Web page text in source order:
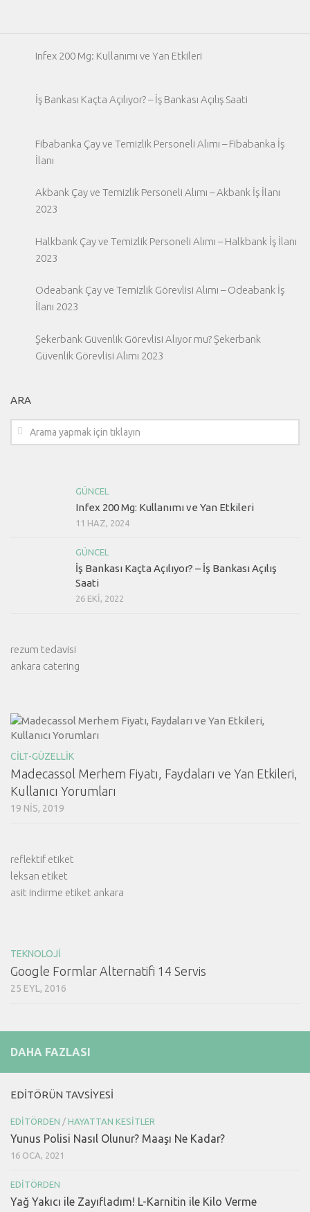
Infex 200 Mg: Kullanımı ve Yan Etkileri
İş Bankası Kaçta Açılıyor? – İş Bankası Açılış Saati
Fibabanka Çay ve Temizlik Personeli Alımı – Fibabanka İş
İlanı
Akbank Çay ve Temizlik Personeli Alımı – Akbank İş İlanı
2023
Halkbank Çay ve Temizlik Personeli Alımı – Halkbank İş İlanı
2023
Odeabank Çay ve Temizlik Görevlisi Alımı – Odeabank İş
İlanı 2023
Şekerbank Güvenlik Görevlisi Alıyor mu? Şekerbank
Güvenlik Görevlisi Alımı 2023
ARA
GÜNCEL
Infex 200 Mg: Kullanımı ve Yan Etkileri
11 HAZ, 2024
GÜNCEL
İş Bankası Kaçta Açılıyor? – İş Bankası Açılış
Saati
26 EKI, 2022
rezum tedavisi
ankara catering
CILT-GÜZELLIK
Madecassol Merhem Fiyatı, Faydaları ve Yan Etkileri,
Kullanıcı Yorumları
19 NIS, 2019
reflektif etiket
leksan etiket
asit indirme etiket ankara
TEKNOLOJI
Google Formlar Alternatifi 14 Servis
25 EYL, 2016
DAHA FAZLASI
EDITÖRÜN TAVSIYESI
EDITÖRDEN / HAYATTAN KESITLER
Yunus Polisi Nasıl Olunur? Maaşı Ne Kadar?
16 OCA, 2021
EDITÖRDEN
Yağ Yakıcı ile Zayıfladım! L-Karnitin ile Kilo Verme